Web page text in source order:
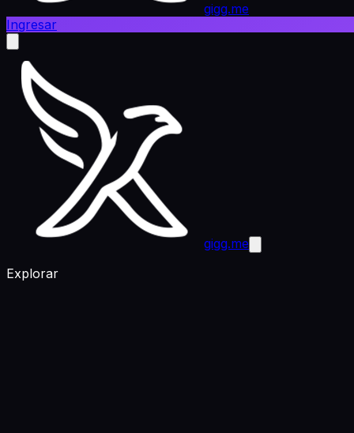
gigg.me
Ingresar
gigg.me
Explorar